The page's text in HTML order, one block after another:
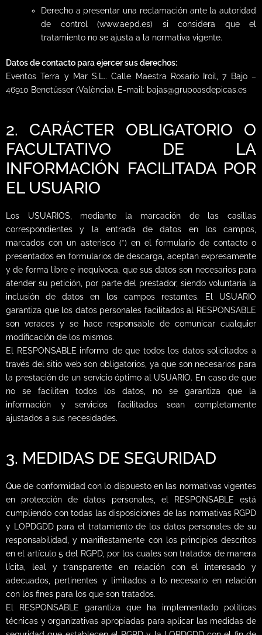
Derecho a presentar una reclamación ante la autoridad
de control (www.aepd.es) si considera que el
tratamiento no se ajusta a la normativa vigente.
Datos de contacto para ejercer sus derechos:
Eventos Terra y Mar S.L.. Calle Maestra Rosario Iroil, 7 Bajo –
46910 Benetússer (València). E-mail: bajas@grupoasdepicas.es
2. CARÁCTER OBLIGATORIO O
FACULTATIVO DE LA
INFORMACIÓN FACILITADA POR
EL USUARIO
Los USUARIOS, mediante la marcación de las casillas
correspondientes y la entrada de datos en los campos,
marcados con un asterisco (*) en el formulario de contacto o
presentados en formularios de descarga, aceptan expresamente
y de forma libre e inequívoca, que sus datos son necesarios para
atender su petición, por parte del prestador, siendo voluntaria la
inclusión de datos en los campos restantes. El USUARIO
garantiza que los datos personales facilitados al RESPONSABLE
son veraces y se hace responsable de comunicar cualquier
modificación de los mismos.
El RESPONSABLE informa de que todos los datos solicitados a
través del sitio web son obligatorios, ya que son necesarios para
la prestación de un servicio óptimo al USUARIO. En caso de que
no se faciliten todos los datos, no se garantiza que la
información y servicios facilitados sean completamente
ajustados a sus necesidades.
3. MEDIDAS DE SEGURIDAD
Que de conformidad con lo dispuesto en las normativas vigentes
en protección de datos personales, el RESPONSABLE está
cumpliendo con todas las disposiciones de las normativas RGPD
y LOPDGDD para el tratamiento de los datos personales de su
responsabilidad, y manifiestamente con los principios descritos
en el artículo 5 del RGPD, por los cuales son tratados de manera
lícita, leal y transparente en relación con el interesado y
adecuados, pertinentes y limitados a lo necesario en relación
con los fines para los que son tratados.
El RESPONSABLE garantiza que ha implementado políticas
técnicas y organizativas apropiadas para aplicar las medidas de